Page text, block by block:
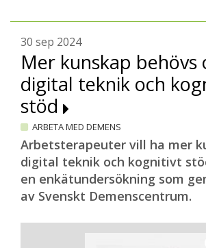
30 sep 2024
Mer kunskap behövs
digital teknik och
stöd
ARBETA MED DEMENS
Arbetsterapeuter vill ha mer
digital teknik och kognitivt
en enkätundersökning som
av Svenskt Demenscentrum.